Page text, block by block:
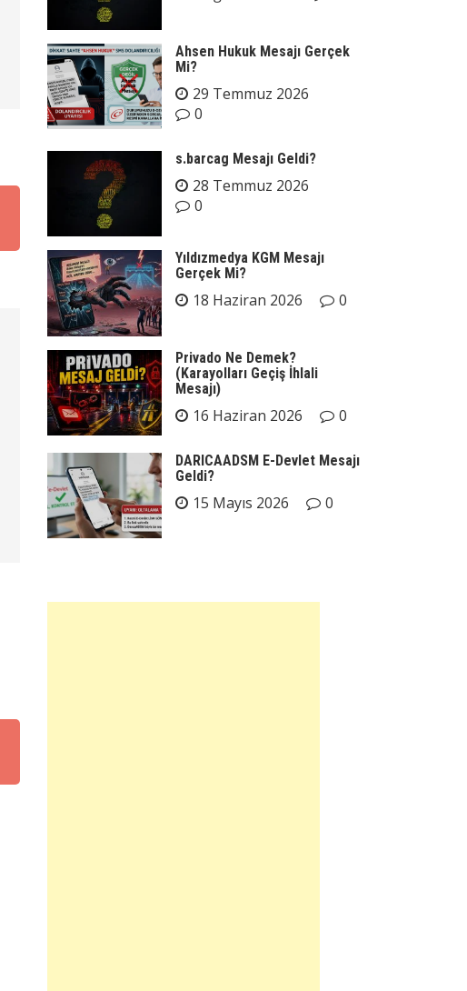
Ahsen Hukuk Mesajı Gerçek
Mi?
29 Temmuz 2026
0
s.barcag Mesajı Geldi?
28 Temmuz 2026
0
Yıldızmedya KGM Mesajı
Gerçek Mi?
18 Haziran 2026 0
Privado Ne Demek?
(Karayolları Geçiş İhlali
Mesajı)
16 Haziran 2026 0
DARICAADSM E-Devlet Mesajı
Geldi?
15 Mayıs 2026 0